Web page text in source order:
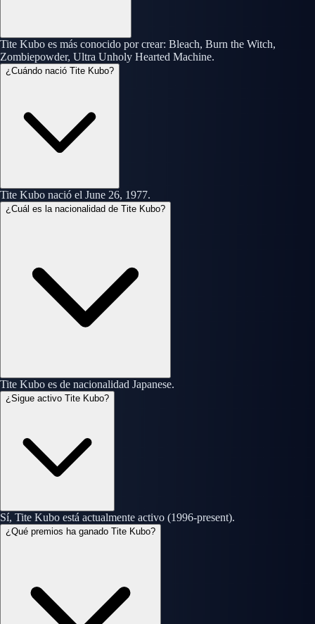
Tite Kubo es más conocido por crear: Bleach, Burn the Witch,
Zombiepowder, Ultra Unholy Hearted Machine.
¿Cuándo nació Tite Kubo?
Tite Kubo nació el June 26, 1977.
¿Cuál es la nacionalidad de Tite Kubo?
Tite Kubo es de nacionalidad Japanese.
¿Sigue activo Tite Kubo?
Sí, Tite Kubo está actualmente activo (1996-present).
¿Qué premios ha ganado Tite Kubo?